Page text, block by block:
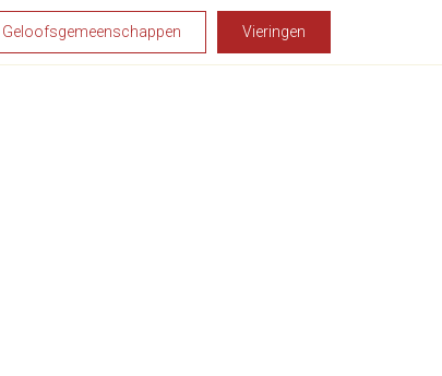
Geloofsgemeenschappen Vieringen